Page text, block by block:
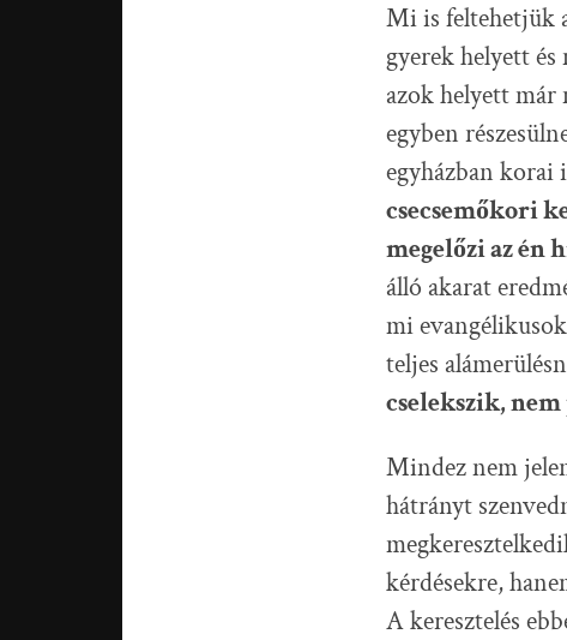
Mi is feltehetjük
gyerek helyett
azok helyett már
egyben
egyházban korai
csecsemőkori
megelőzi az én
álló akarat
mi
teljes
cselekszik, nem
Mindez nem
hátrányt
kérdésekre,
A keresztelés